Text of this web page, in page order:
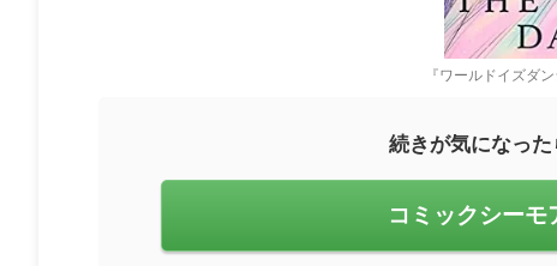
『ワールドイズダ
続きが気になっ
コミックシー